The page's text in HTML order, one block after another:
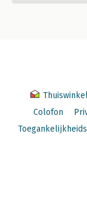
Colofon